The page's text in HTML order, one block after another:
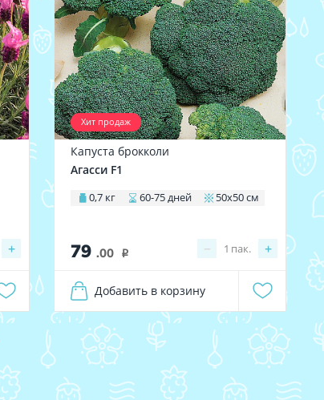
+
Хит продаж
Капуста брокколи
Агасси F1
0,7 кг 60-75 дней 50х50 см
79 .00 i − +
1 пак.
Добавить в корзину